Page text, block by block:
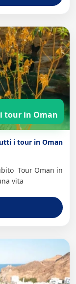
tour in Oman
i tour in Oman
Tour Oman in
vita